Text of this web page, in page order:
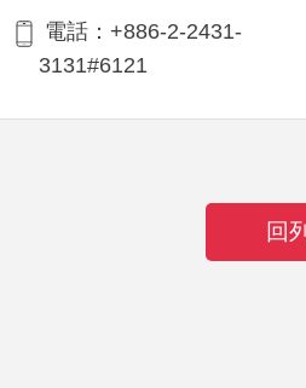
電話：+886-2-2431-
3131#6121
回